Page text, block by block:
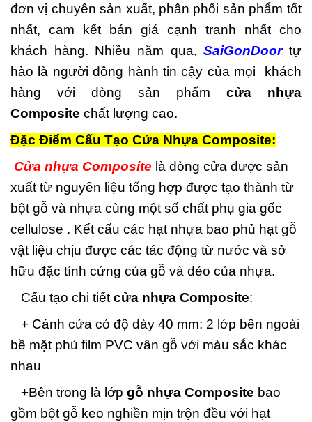
đơn vị chuyên sản xuất, phân phối sản phẩm tốt
nhất, cam kết bán giá cạnh tranh nhất cho
khách hàng. Nhiều năm qua,SaiGonDoortự
hào là người đồng hành tin cậy của mọi khách
hàng với dòng sản phẩm cửa nhựa
Composite chất lượng cao.
Đặc Điểm Cấu Tạo Cửa Nhựa Composite:
Cửa nhựa Composite là dòng cửa được sản
xuất từ nguyên liệu tổng hợp được tạo thành từ
bột gỗ và nhựa cùng một số chất phụ gia gốc
cellulose . Kết cấu các hạt nhựa bao phủ hạt gỗ
vật liệu chịu được các tác động từ nước và sở
hữu đặc tính cứng của gỗ và dẻo của nhựa.
Cấu tạo chi tiết cửa nhựa Composite:
+ Cánh cửa có độ dày 40 mm: 2 lớp bên ngoài
bề mặt phủ film PVC vân gỗ với màu sắc khác
nhau
+Bên trong là lớp gỗ nhựa Composite bao
gồm bột gỗ keo nghiền mịn trộn đều với hạt